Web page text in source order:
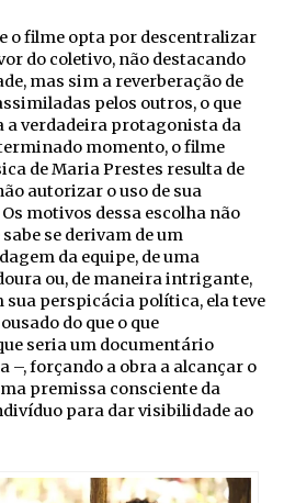
o filme opta por descentralizar
do coletivo, não destacando
mas sim a reverberação de
pelos outros, o que
a verdadeira protagonista da
momento, o filme
de Maria Prestes resulta de
autorizar o uso de sua
motivos dessa escolha não
se derivam de um
da equipe, de uma
ou, de maneira intrigante,
sua perspicácia política, ela teve
do que o que
seria um documentário
–, forçando a obra a alcançar o
premissa consciente da
para dar visibilidade ao